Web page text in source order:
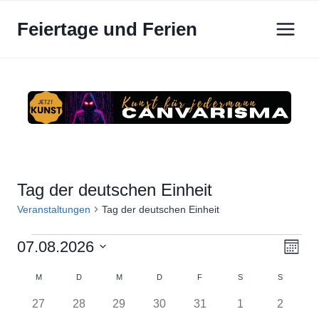
InhaltFeiertage und Ferien
Tag der deutschen Einheit
Veranstaltungen Tag der deutschen Einheit
Veranstaltungen Monat
07.08.2026
Kalender
von
M DDIENSTAGM MITTWOCH
DDONNERSTAG
F SSAMSTAGS
0
27
0
28
0
29
0
30
0
31
0
1
0
2